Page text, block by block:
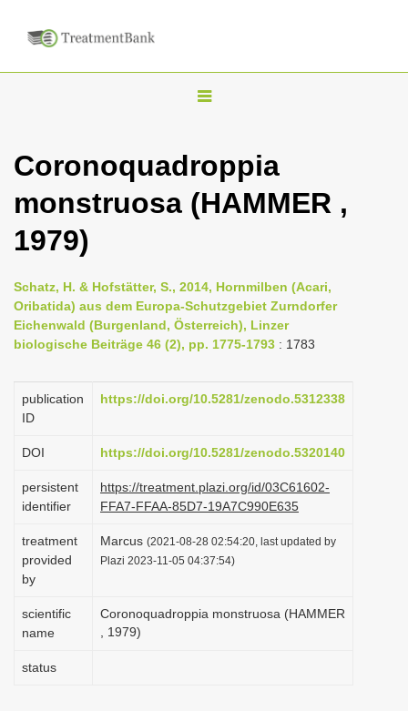
T
g
l
e
v
i
g
t
o
Coronoquadroppia
monstruosa (HAMMER ,
1979)
Schatz, H. & Hofstätter, S., 2014, Hornmilben (Acari,
Oribatida) aus dem Europa-Schutzgebiet Zurndorfer
Eichenwald (Burgenland, Österreich), Linzer
biologische Beiträge 46 (2), pp. 1775-1793 : 1783
publication
ID
https://doi.org/10.5281/zenodo.5312338
DOI https://doi.org/10.5281/zenodo.5320140
persistent
identifier
https://treatment.plazi.org/id/03C61602-
FFA7-FFAA-85D7-19A7C990E635
treatment
provided
by
Marcus (2021-08-28 02:54:20, last updated by
Plazi 2023-11-05 04:37:54)
scientific
name
Coronoquadroppia monstruosa (HAMMER
, 1979)
status